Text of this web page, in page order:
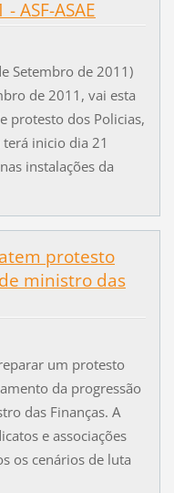
ASF-ASAE
Setembro de 2011)
de 2011, vai esta
protesto dos Policias,
inicio dia 21
instalações da
protesto
ministro das
um protesto
da progressão
das Finanças. A
e associações
os cenários de luta